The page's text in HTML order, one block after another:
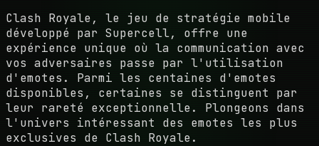
Clash Royale, le jeu de stratégie mobile
développé par Supercell, offre une
expérience unique où la communication avec
vos adversaires passe par l'utilisation
d'emotes. Parmi les centaines d'emotes
disponibles, certaines se distinguent par
leur rareté exceptionnelle. Plongeons dans
l'univers intéressant des emotes les plus
exclusives de Clash Royale.